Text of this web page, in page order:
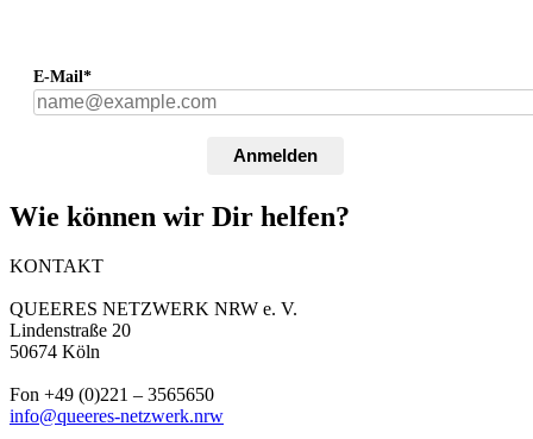
E-Mail*
Anmelden
Wie können wir Dir helfen?
KONTAKT
QUEERES NETZWERK NRW e. V.
Lindenstraße 20
50674 Köln
Fon +49 (0)221 – 3565650
info@queeres-netzwerk.nrw